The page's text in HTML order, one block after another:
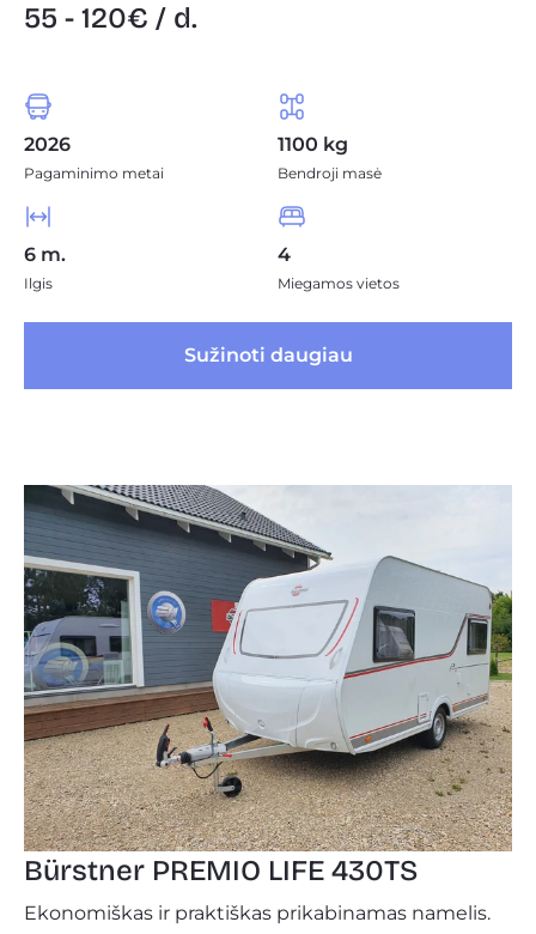
55 - 120€ / d.
2026
Pagaminimo metai
1100 kg
Bendroji masė
6 m.
Ilgis
4
Miegamos vietos
Sužinoti daugiau
Bürstner PREMIO LIFE 430TS
Ekonomiškas ir praktiškas prikabinamas namelis.